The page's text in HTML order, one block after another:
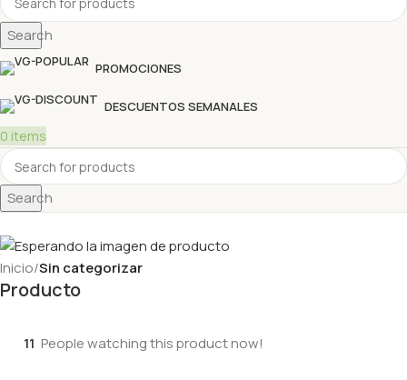
Search
PROMOCIONES
DESCUENTOS SEMANALES
0 items
Search
Inicio Sin categorizar
Producto
11 People watching this product now!